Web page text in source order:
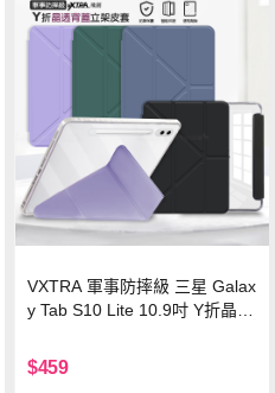
VXTRA 軍事防摔級 三星 Galax
y Tab S10 Lite 10.9吋 Y折晶透
$459